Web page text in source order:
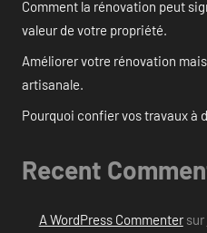
Comment la rénovation peut
valeur de votre propriété.
Améliorer votre rénovation
artisanale.
Pourquoi confier vos travaux à
Recent
A WordPress Commentersur